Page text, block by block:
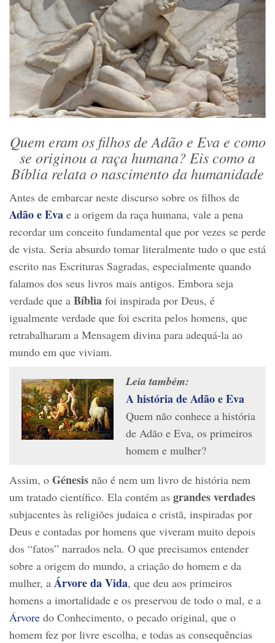
Quem eram os filhos de Adão e Eva e como
se originou a raça humana? Eis como a
Bíblia relata o nascimento da humanidade
Antes de embarcar neste discurso sobre os filhos de
Adão e Eva e a origem da raça humana, vale a pena
recordar um conceito fundamental que por vezes se perde
de vista. Seria absurdo tomar literalmente tudo o que está
escrito nas Escrituras Sagradas, especialmente quando
falamos dos seus livros mais antigos. Embora seja
verdade que a Bíblia foi inspirada por Deus, é
igualmente verdade que foi escrita pelos homens, que
retrabalharam a Mensagem divina para adequá-la ao
mundo em que viviam.
Leia também:
A história de Adão e Eva
Quem não conhece a história
de Adão e Eva, os primeiros
homem e mulher?
Assim, o Génesis não é nem um livro de história nem
um tratado científico. Ela contém as grandes verdades
subjacentes às religiões judaica e cristã, inspiradas por
Deus e contadas por homens que viveram muito depois
dos “fatos” narrados nela. O que precisamos entender
sobre a origem do mundo, a criação do homem e da
mulher, a Árvore da Vida, que deu aos primeiros
homens a imortalidade e os preservou de todo o mal, e a
Árvore do Conhecimento, o pecado original, que o
homem fez por livre escolha, e todas as consequências